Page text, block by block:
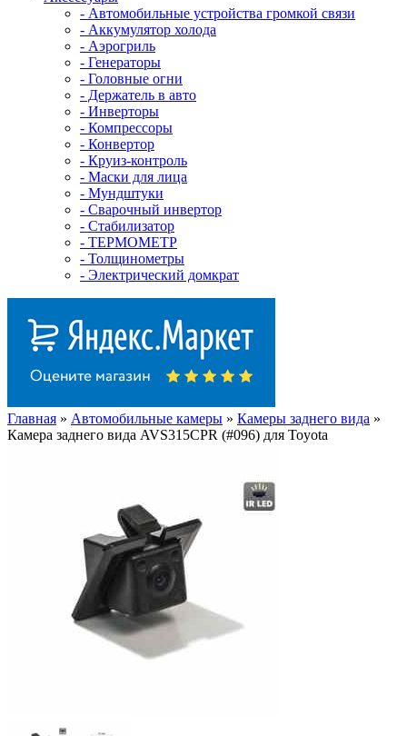
- Автомобильные устройства громкой связи
- Аккумулятор холода
- Аэрогриль
- Генераторы
- Головные огни
- Держатель в авто
- Инверторы
- Компрессоры
- Конвертор
- Круиз-контроль
- Маски для лица
- Мундштуки
- Сварочный инвертор
- Стабилизатор
- ТЕРМОМЕТР
- Толщинометры
- Электрический домкрат
Главная » Автомобильные камеры » Камеры заднего вида »
Камера заднего вида AVS315CPR (#096) для Toyota